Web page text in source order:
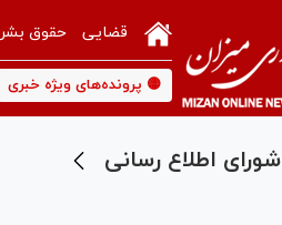
قضایی حقوق بشر
🟡 پرونده‌های ویژه خبری
شورای اطلاع رسانی